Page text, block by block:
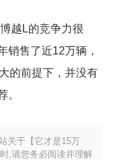
越L的竞争力很
销售了近12万辆，
的前提下，并没有
。
关于【它才是15万
,请您务必阅读并理解